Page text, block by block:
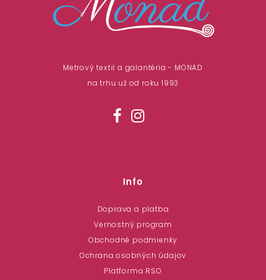
Metrový textil a galantéria - MONAD
na trhu už od roku 1993
Info
Doprava a platba
Vernostný program
Obchodné podmienky
Ochrana osobných údajov
Platforma RSO